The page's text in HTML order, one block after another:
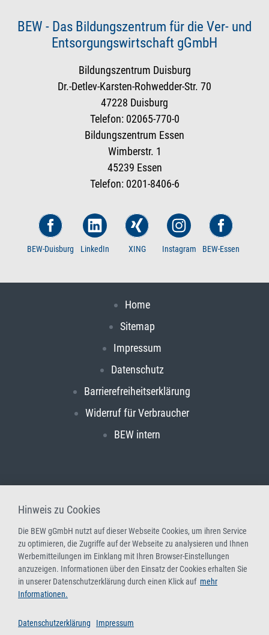
BEW - Das Bildungszentrum für die Ver- und
Entsorgungswirtschaft gGmbH
Bildungszentrum Duisburg
Dr.-Detlev-Karsten-Rohwedder-Str. 70
47228 Duisburg
Telefon: 02065-770-0
Bildungszentrum Essen
Wimberstr. 1
45239 Essen
Telefon: 0201-8406-6
BEW-Duisburg LinkedIn XING Instagram BEW-Essen
Home
Sitemap
Impressum
Datenschutz
Barrierefreiheitserklärung
Widerruf für Verbraucher
BEW intern
Hinweis zu Cookies
Die BEW gGmbH nutzt auf dieser Webseite Cookies, um ihren Service
zu optimieren, die Zugriffe auf der Webseite zu analysieren und Ihnen
Werbemitteilungen im Einklang mit Ihren Browser-Einstellungen
anzuzeigen. Informationen über den Einsatz der Cookies erhalten Sie
in unserer Datenschutzerklärung durch einen Klick auf mehr
Informationen.
Datenschutzerklärung Impressum